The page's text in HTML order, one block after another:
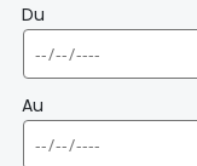
Du
Au